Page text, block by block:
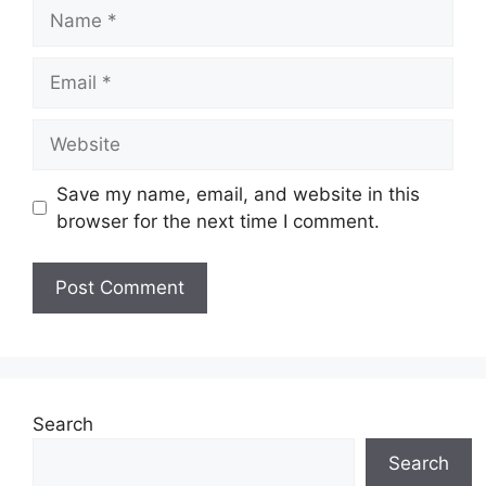
Save my name, email, and website in this
browser for the next time I comment.
Search
Search